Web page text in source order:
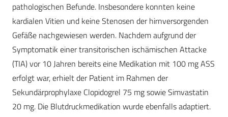
pathologischen Befunde. Insbesondere konnten keine
kardialen Vitien und keine Stenosen der hirnversorgenden
Gefäße nachgewiesen werden. Nachdem aufgrund der
Symptomatik einer transitorischen ischämischen Attacke
(TIA) vor 10 Jahren bereits eine Medikation mit 100 mg ASS
erfolgt war, erhielt der Patient im Rahmen der
Sekundärprophylaxe Clopidogrel 75 mg sowie Simvastatin
20 mg. Die Blutdruckmedikation wurde ebenfalls adaptiert.